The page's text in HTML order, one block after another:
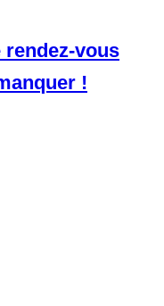
rendez-vous
!